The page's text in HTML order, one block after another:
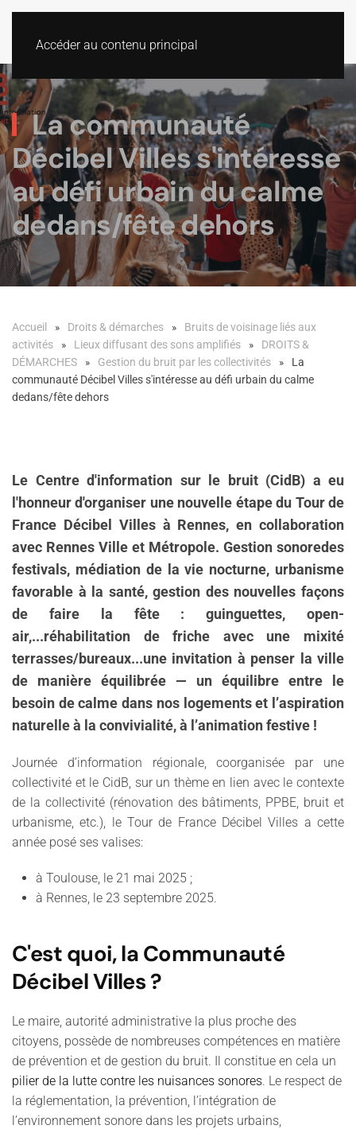
Accéder au contenu principal
La communauté
Décibel Villes s'intéresse
au défi urbain du calme
dedans/fête dehors
Accueil Droits & démarches
Bruits de voisinage liés aux
activités
Lieux diffusant des sons amplifiés
DROITS &
DÉMARCHES
Gestion du bruit par les collectivités
La
communauté Décibel Villes s'intéresse au défi urbain du calme
dedans/fête dehors
Le Centre d'information sur le bruit(CidB) a eu
l'honneur d'organiser une nouvelle étape du Tour de
France Décibel Villes à Rennes, en collaboration
avec Rennes Ville et Métropole. Gestion sonoredes
festivals, médiation de la vie nocturne, urbanisme
favorable à la santé, gestion des nouvelles façons
de faire la fête : guinguettes, open-
air,...réhabilitation de friche avec une mixité
terrasses/bureaux...une invitation à penser la ville
de manière équilibrée — un équilibre entre le
besoin de calme dans nos logements et l’aspiration
naturelle à la convivialité, à l’animation festive !
Journée d’information régionale, coorganisée par une
collectivité et le CidB, sur un thème en lien avec le contexte
de la collectivité (rénovation des bâtiments, PPBE, bruit et
urbanisme, etc.), le Tour de France Décibel Villes a cette
année posé ses valises:
à Toulouse, le 21 mai 2025 ;
à Rennes, le 23 septembre 2025.
C'est quoi, la Communauté
Décibel Villes ?
Le maire, autorité administrative la plus proche des
citoyens, possède de nombreuses compétences en matière
de prévention et de gestion du bruit. Il constitue en cela un
pilier de la lutte contre les nuisances sonores. Le respect de
la réglementation, la prévention, l’intégration de
l’environnement sonore dans les projets urbains,